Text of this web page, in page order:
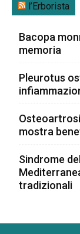
l’Erborista
Bacopa
memoria
Pleurotus
mostra
Sindrome
tradizionali